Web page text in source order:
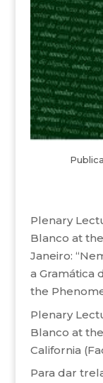
Plenary
Blanco at
Janeiro:
a Gramática
the
Plenary
Blanco at
California
Para dar